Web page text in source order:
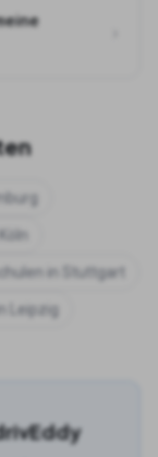
Köln
in Stuttgart
Leipzig